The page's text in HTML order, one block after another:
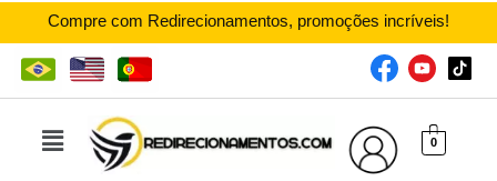
Compre com Redirecionamentos, promoções incríveis!
0